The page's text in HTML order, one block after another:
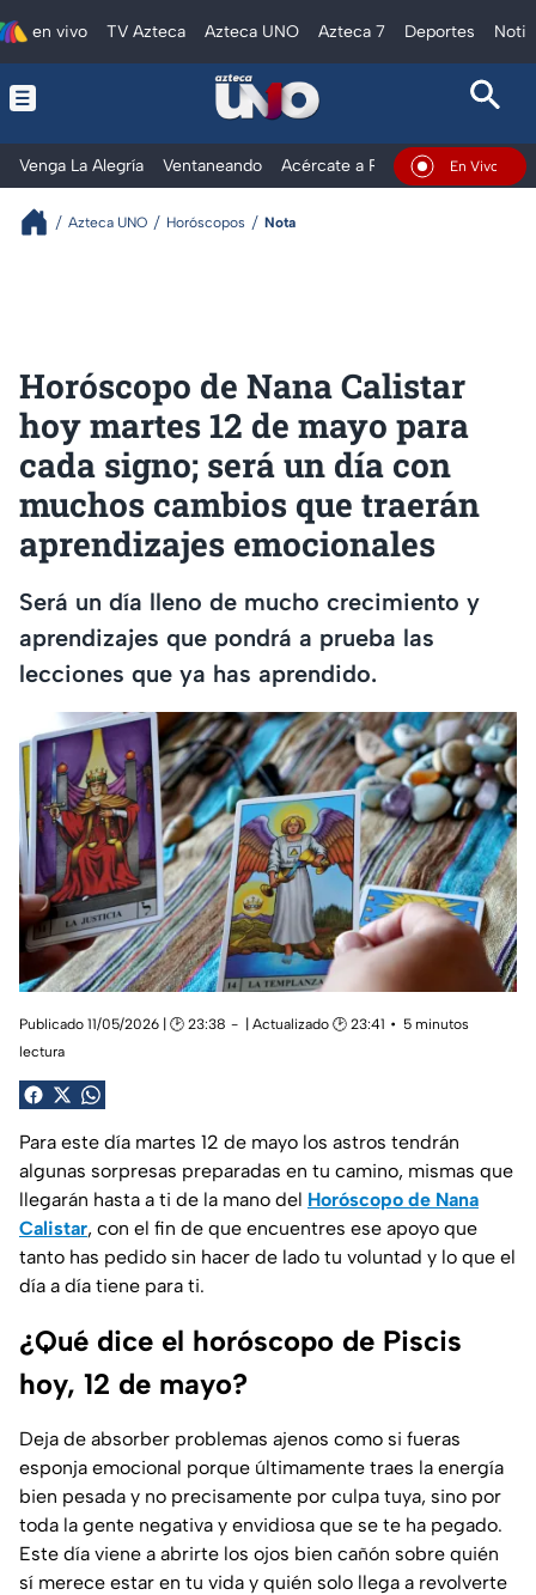
en vivo TV Azteca Azteca UNO Azteca 7 Deportes
Venga La Alegría Ventaneando Acércate a Rocío Al Extremo
En Vivo
Azteca UNO Horóscopos Nota
Horóscopo de Nana Calistar
hoy martes 12 de mayo para
cada signo; será un día con
muchos cambios que traerán
aprendizajes emocionales
Será un día lleno de mucho crecimiento y
aprendizajes que pondrá a prueba las
lecciones que ya has aprendido.
Publicado 11/05/2026 | 🕑 23:38 | Actualizado 🕑 23:41
5 minutos
lectura
Para este día martes 12 de mayo los astros tendrán
algunas sorpresas preparadas en tu camino, mismas que
llegarán hasta a ti de la mano del Horóscopo de Nana
Calistar, con el fin de que encuentres ese apoyo que
tanto has pedido sin hacer de lado tu voluntad y lo que el
día a día tiene para ti.
¿Qué dice el horóscopo de Piscis
hoy, 12 de mayo?
Deja de absorber problemas ajenos como si fueras
esponja emocional porque últimamente traes la energía
bien pesada y no precisamente por culpa tuya, sino por
toda la gente negativa y envidiosa que se te ha pegado.
Este día viene a abrirte los ojos bien cañón sobre quién
sí merece estar en tu vida y quién solo llega a revolverte